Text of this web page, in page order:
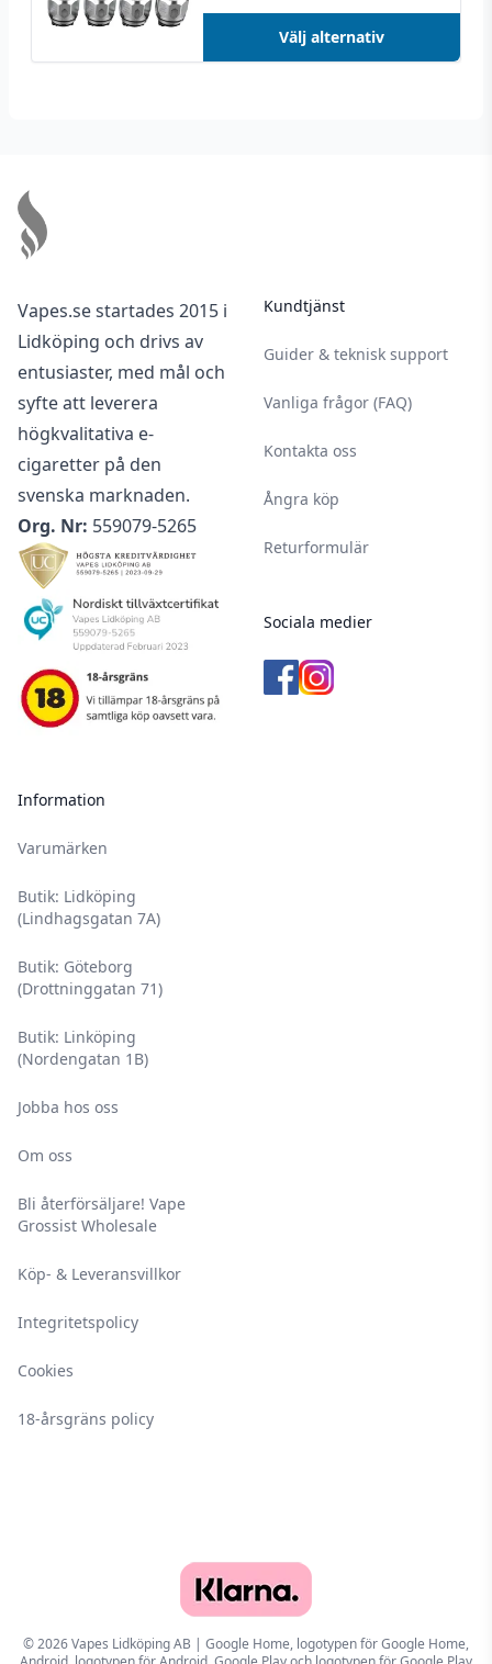
Välj alternativ
Vapes.se startades 2015 i
Lidköping och drivs av
entusiaster, med mål och
syfte att leverera
högkvalitativa e-
cigaretter på den
svenska marknaden.
Org. Nr: 559079-5265
Information
Varumärken
Butik: Lidköping
(Lindhagsgatan 7A)
Butik: Göteborg
(Drottninggatan 71)
Butik: Linköping
(Nordengatan 1B)
Jobba hos oss
Om oss
Bli återförsäljare! Vape
Grossist Wholesale
Köp- & Leveransvillkor
Integritetspolicy
Cookies
18-årsgräns policy
Kundtjänst
Guider & teknisk support
Vanliga frågor (FAQ)
Kontakta oss
Ångra köp
Returformulär
Sociala medier
© 2026 Vapes Lidköping AB | Google Home, logotypen för Google Home,